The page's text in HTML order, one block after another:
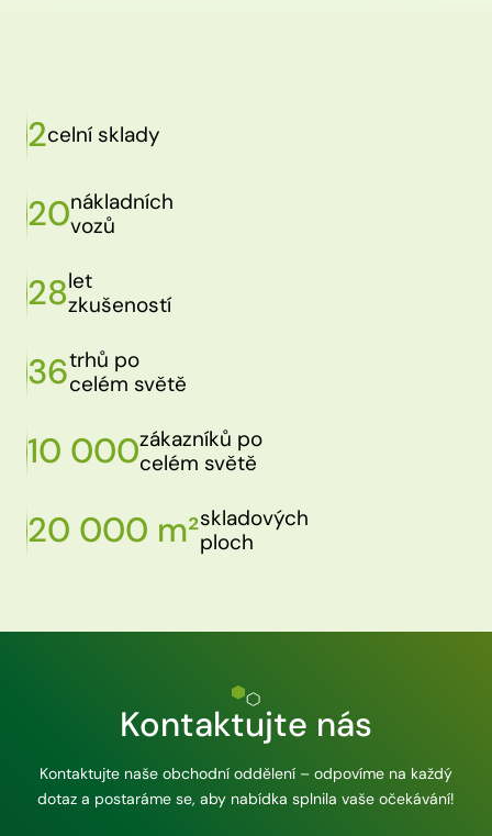
2celní sklady
20nákladních
vozů
28let
zkušeností
36trhů po
celém světě
10 000zákazníků po
celém světě
20 000 m²skladových
ploch
Kontaktujte nás
Kontaktujte naše obchodní oddělení – odpovíme na každý
dotaz a postaráme se, aby nabídka splnila vaše očekávání!